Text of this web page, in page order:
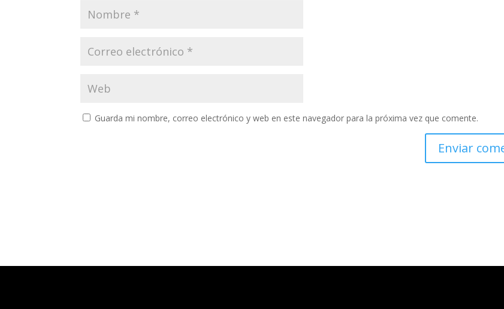
Guarda mi nombre, correo electrónico y web en este navegador para la próxima vez que comente.